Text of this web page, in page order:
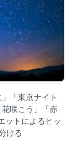
「東京ナイト
咲こう」「赤
ットによるヒッ
ける